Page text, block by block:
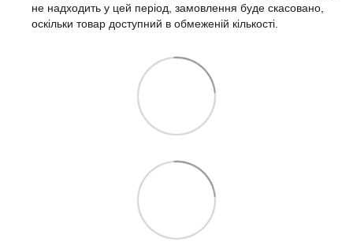
не надходить у цей період, замовлення буде скасовано,
оскільки товар доступний в обмеженій кількості.